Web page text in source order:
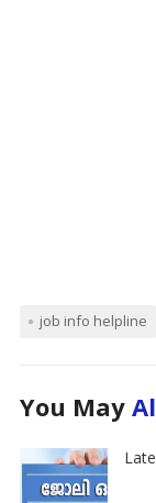
job info helpline
You May